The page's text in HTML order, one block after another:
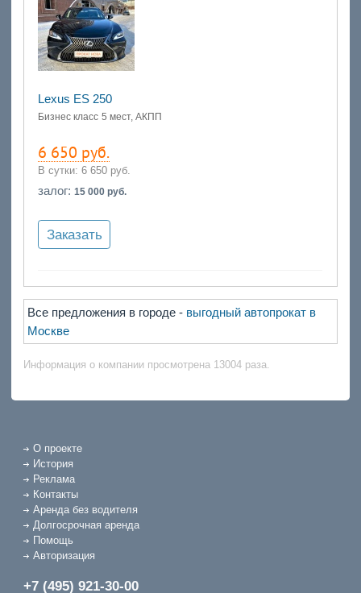
Lexus ES 250
Бизнес класс 5 мест, АКПП
6 650 руб.
В сутки:6 650 руб.
залог:15 000 руб.
Заказать
Все предложения в городе - выгодный автопрокат в
Москве
Информация о компании просмотрена 13004 раза.
О проекте
История
Реклама
Контакты
Аренда без водителя
Долгосрочная аренда
Помощь
Авторизация
+7 (495) 921-30-00